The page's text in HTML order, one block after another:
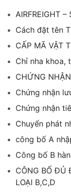
AIRFREIGHT –
Cách đặt tên
CẤP MÃ VẬT
Chỉ nha khoa,
CHỨNG
Chứng nhận
Chứng nhận
Chuyển phát
công bố A
Công bố B
CÔNG BỐ ĐỦ
LOẠI B,C,D